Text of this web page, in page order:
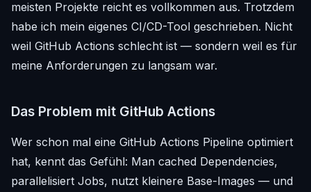
meisten Projekte reicht es vollkommen aus. Trotzdem
habe ich mein eigenes CI/CD-Tool geschrieben. Nicht
weil GitHub Actions schlecht ist — sondern weil es für
meine Anforderungen zu langsam war.
Das Problem mit GitHub Actions
Wer schon mal eine GitHub Actions Pipeline optimiert
hat, kennt das Gefühl: Man cached Dependencies,
parallelisiert Jobs, nutzt kleinere Base-Images — und